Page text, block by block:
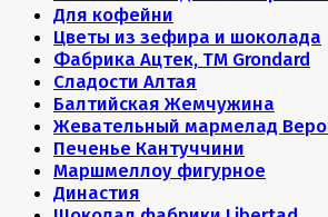
Для кофейни
Цветы из зефира и шоколада
Фабрика Ацтек, ТМ Grondard
Сладости Алтая
Балтийская Жемчужина
Жевательный мармелад
Печенье Кантуччини
Маршмеллоу фигурное
Династия